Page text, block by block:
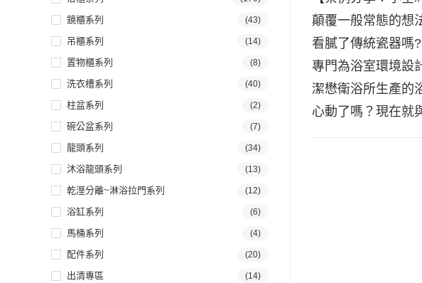
顛覆一般常態的想
看膩了傳統瓷器嗎
專門為浴室環境設
潔懋衛浴所生產的
心動了嗎？現在就
鏡櫃系列 (43)
吊櫃系列 (14)
置物櫃系列 (8)
洗衣槽系列 (40)
柱盆系列 (2)
碗公盆系列 (7)
龍頭系列 (34)
沐浴龍頭系列 (13)
乾溼分離~淋浴拉門系列 (12)
浴缸系列 (6)
馬桶系列 (4)
配件系列 (20)
出清專區 (14)